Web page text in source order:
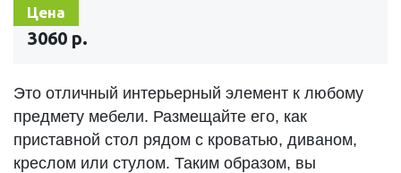
Цена
3060 р.
Это отличный интерьерный элемент к любому
предмету мебели. Размещайте его, как
приставной стол рядом с кроватью, диваном,
креслом или стулом. Таким образом, вы